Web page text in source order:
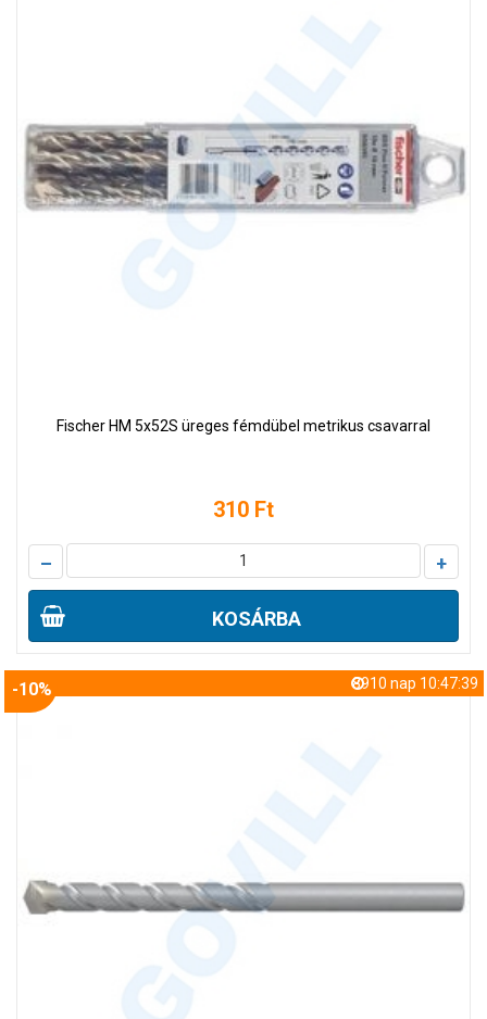
Fischer HM 5x52S üreges fémdübel metrikus csavarral
310 Ft
– +
KOSÁRBA
-10% 8910 nap 10:47:38